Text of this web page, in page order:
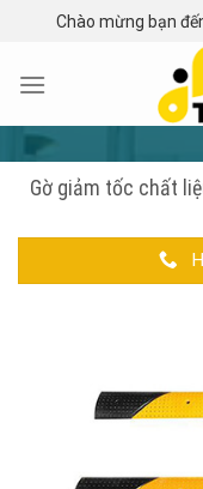
content
Chào mừng bạn
Gờ giảm tốc chất